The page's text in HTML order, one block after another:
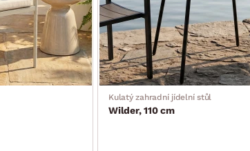
Kulatý zahradní jídelní stůl
Wilder, 110 cm